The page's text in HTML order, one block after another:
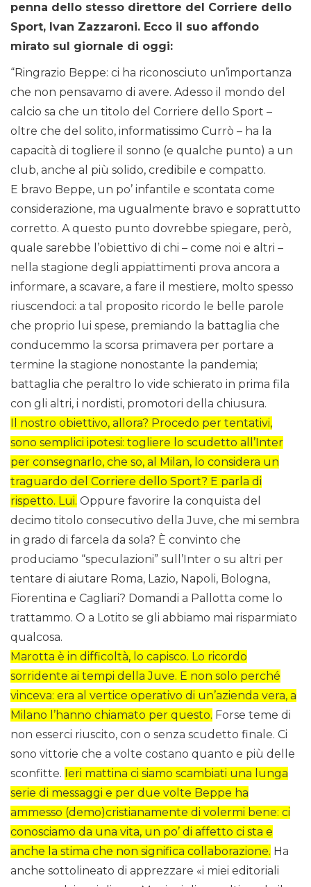
penna dello stesso direttore del Corriere dello
Sport, Ivan Zazzaroni. Ecco il suo affondo
mirato sul giornale di oggi:
“Ringrazio Beppe: ci ha riconosciuto un’importanza
che non pensavamo di avere. Adesso il mondo del
calcio sa che un titolo del Corriere dello Sport –
oltre che del solito, informatissimo Currò – ha la
capacità di togliere il sonno (e qualche punto) a un
club, anche al più solido, credibile e compatto.
E bravo Beppe, un po’ infantile e scontata come
considerazione, ma ugualmente bravo e soprattutto
corretto. A questo punto dovrebbe spiegare, però,
quale sarebbe l’obiettivo di chi – come noi e altri –
nella stagione degli appiattimenti prova ancora a
informare, a scavare, a fare il mestiere, molto spesso
riuscendoci: a tal proposito ricordo le belle parole
che proprio lui spese, premiando la battaglia che
conducemmo la scorsa primavera per portare a
termine la stagione nonostante la pandemia;
battaglia che peraltro lo vide schierato in prima fila
con gli altri, i nordisti, promotori della chiusura.
Il nostro obiettivo, allora? Procedo per tentativi,
sono semplici ipotesi: togliere lo scudetto all’Inter
per consegnarlo, che so, al Milan, lo considera un
traguardo del Corriere dello Sport? E parla di
rispetto. Lui. Oppure favorire la conquista del
decimo titolo consecutivo della Juve, che mi sembra
in grado di farcela da sola? È convinto che
produciamo “speculazioni” sull’Inter o su altri per
tentare di aiutare Roma, Lazio, Napoli, Bologna,
Fiorentina e Cagliari? Domandi a Pallotta come lo
trattammo. O a Lotito se gli abbiamo mai risparmiato
qualcosa.
Marotta è in difficoltà, lo capisco. Lo ricordo
sorridente ai tempi della Juve. E non solo perché
vinceva: era al vertice operativo di un’azienda vera, a
Milano l’hanno chiamato per questo. Forse teme di
non esserci riuscito, con o senza scudetto finale. Ci
sono vittorie che a volte costano quanto e più delle
sconfitte. Ieri mattina ci siamo scambiati una lunga
serie di messaggi e per due volte Beppe ha
ammesso (demo)cristianamente di volermi bene: ci
conosciamo da una vita, un po’ di affetto ci sta e
anche la stima che non significa collaborazione. Ha
anche sottolineato di apprezzare «i miei editoriali